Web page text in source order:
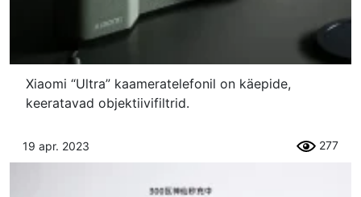
Xiaomi “Ultra” kaameratelefonil on käepide,
keeratavad objektiivifiltrid.
19 apr. 2023 277